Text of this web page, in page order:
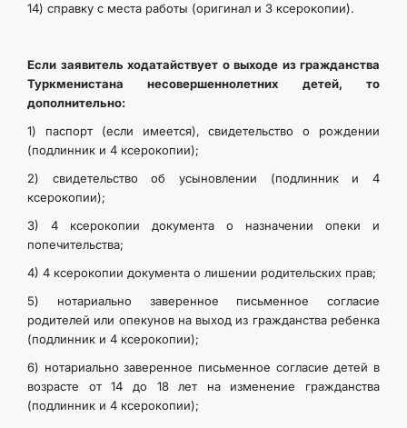
14) справку с места работы (оригинал и 3 ксерокопии).
Если заявитель ходатайствует о выходе из гражданства
Туркменистана несовершеннолетних детей, то
дополнительно:
1) паспорт (если имеется), свидетельство о рождении
(подлинник и 4 ксерокопии);
2) свидетельство об усыновлении (подлинник и 4
ксерокопии);
3) 4 ксерокопии документа о назначении опеки и
попечительства;
4) 4 ксерокопии документа о лишении родительских прав;
5) нотариально заверенное письменное согласие
родителей или опекунов на выход из гражданства ребенка
(подлинник и 4 ксерокопии);
6) нотариально заверенное письменное согласие детей в
возрасте от 14 до 18 лет на изменение гражданства
(подлинник и 4 ксерокопии);